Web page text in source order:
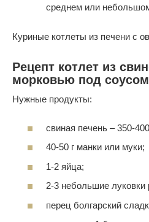
среднем или
Куриные котлеты из печени с
Рецепт котлет из
морковью под
Нужные продукты:
свиная печень – 350-
40-50 г манки или муки;
1-2 яйца;
2-3 небольшие луковки
перец болгарский